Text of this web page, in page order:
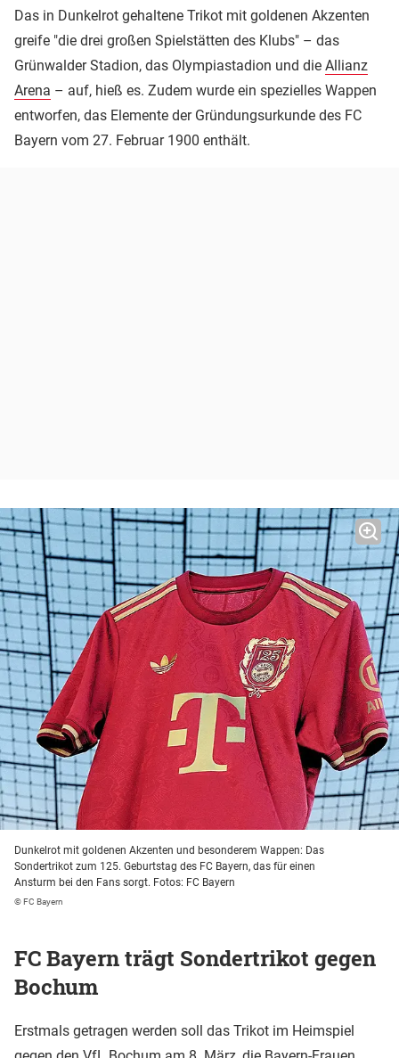
Das in Dunkelrot gehaltene Trikot mit goldenen Akzenten
greife "die drei großen Spielstätten des Klubs" – das
Grünwalder Stadion, das Olympiastadion und die Allianz
Arena – auf, hieß es. Zudem wurde ein spezielles Wappen
entworfen, das Elemente der Gründungsurkunde des FC
Bayern vom 27. Februar 1900 enthält.
Dunkelrot mit goldenen Akzenten und besonderem Wappen: Das
Sondertrikot zum 125. Geburtstag des FC Bayern, das für einen
Ansturm bei den Fans sorgt. Fotos: FC Bayern
© FC Bayern
FC Bayern trägt Sondertrikot gegen
Bochum
Erstmals getragen werden soll das Trikot im Heimspiel